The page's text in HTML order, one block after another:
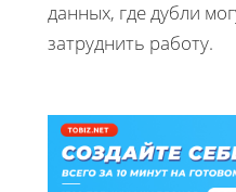
данных, где дубли
затруднить работу.